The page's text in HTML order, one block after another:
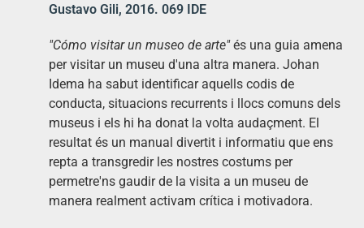
Gustavo Gili, 2016. 069 IDE
"Cómo visitar un museo de arte"és una guia amena
per visitar un museu d'una altra manera. Johan
Idema ha sabut identificar aquells codis de
conducta, situacions recurrents i llocs comuns dels
museus i els hi ha donat la volta audaçment. El
resultat és un manual divertit i informatiu que ens
repta a transgredir les nostres costums per
permetre'ns gaudir de la visita a un museu de
manera realment activam crítica i motivadora.